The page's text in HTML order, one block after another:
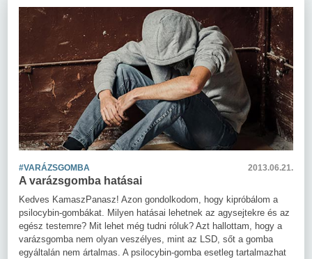
#VARÁZSGOMBA 2013.06.21.
A varázsgomba hatásai
Kedves KamaszPanasz! Azon gondolkodom, hogy kipróbálom a
psilocybin-gombákat. Milyen hatásai lehetnek az agysejtekre és az
egész testemre? Mit lehet még tudni róluk? Azt hallottam, hogy a
varázsgomba nem olyan veszélyes, mint az LSD, sőt a gomba
egyáltalán nem ártalmas. A psilocybin-gomba esetleg tartalmazhat